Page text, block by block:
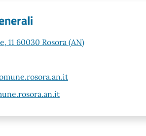
11 60030 Rosora (AN)